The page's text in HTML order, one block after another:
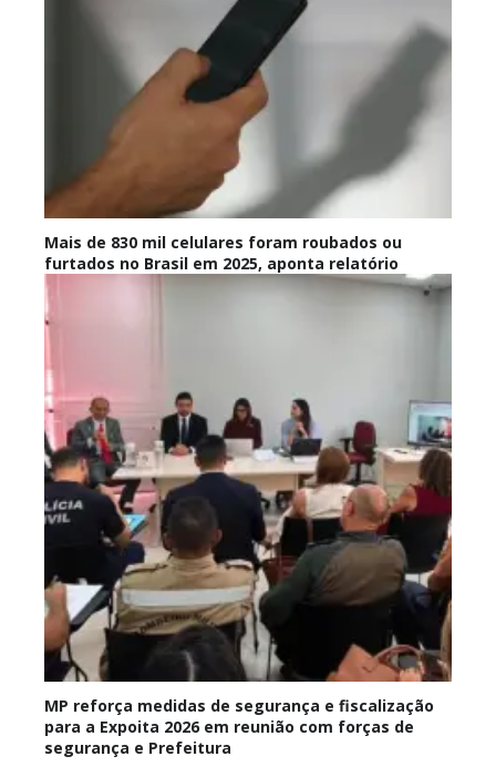
Mais de 830 mil celulares foram roubados ou
furtados no Brasil em 2025, aponta relatório
MP reforça medidas de segurança e fiscalização
para a Expoita 2026 em reunião com forças de
segurança e Prefeitura